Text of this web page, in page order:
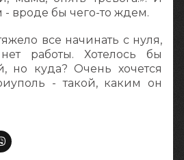
вроде бы чего-то ждем.
все начинать с нуля,
работы. Хотелось бы
но куда? Очень хочется
- такой, каким он